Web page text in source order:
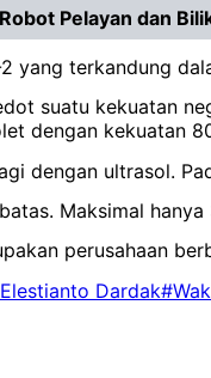
Pelayan dan
yang terkandung
suatu kekuatan
dengan kekuatan
dengan ultrasol.
Maksimal
perusahaan
Dardak